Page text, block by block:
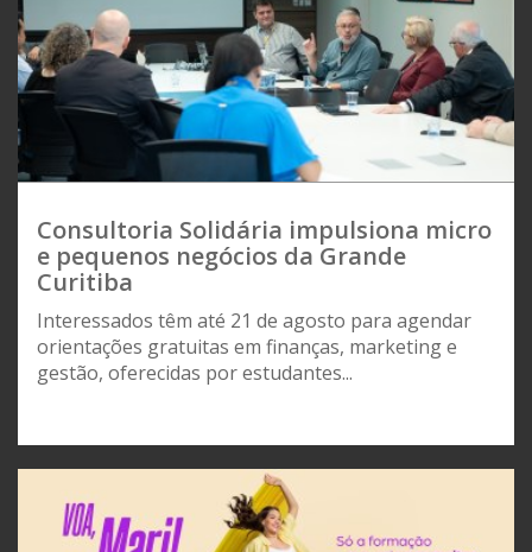
Consultoria Solidária impulsiona micro
e pequenos negócios da Grande
Curitiba
Interessados têm até 21 de agosto para agendar
orientações gratuitas em finanças, marketing e
gestão, oferecidas por estudantes...